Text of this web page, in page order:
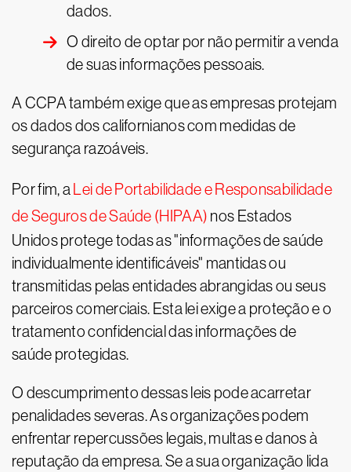
dados.
O direito de optar por não permitir a venda
de suas informações pessoais.
A CCPA também exige que as empresas protejam
os dados dos californianos com medidas de
segurança razoáveis.
Por fim, a Lei de Portabilidade e Responsabilidade
de Seguros de Saúde (HIPAA) nos Estados
Unidos protege todas as "informações de saúde
individualmente identificáveis" mantidas ou
transmitidas pelas entidades abrangidas ou seus
parceiros comerciais. Esta lei exige a proteção e o
tratamento confidencial das informações de
saúde protegidas.
O descumprimento dessas leis pode acarretar
penalidades severas. As organizações podem
enfrentar repercussões legais, multas e danos à
reputação da empresa. Se a sua organização lida